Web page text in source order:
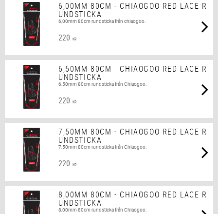
6,00MM 80CM - CHIAOGOO RED LACE R
UNDSTICKA
6,00mm 80cm rundsticka från chiaogoo.
220 KR
6,50MM 80CM - CHIAOGOO RED LACE R
UNDSTICKA
6,50mm 80cm rundsticka från Chiaogoo.
220 KR
7,50MM 80CM - CHIAOGOO RED LACE R
UNDSTICKA
7,50mm 80cm rundsticka från Chiaogoo.
220 KR
8,00MM 80CM - CHIAOGOO RED LACE R
UNDSTICKA
8,00mm 80cm rundsticka från Chiaogoo.